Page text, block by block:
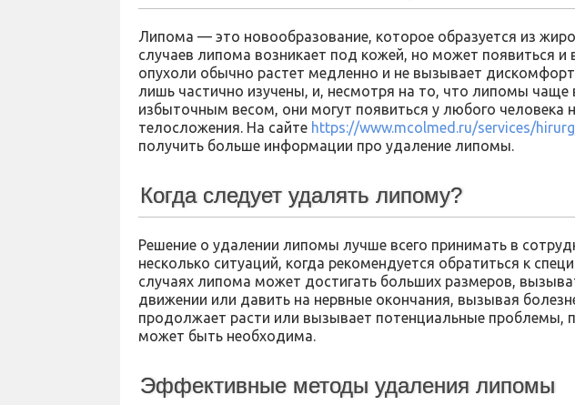
Липома — это новообразование, которое образуется из
случаев липома возникает под кожей, но может появиться и
опухоли обычно растет медленно и не вызывает
лишь частично изучены, и, несмотря на то, что липомы чаще
избыточным весом, они могут появиться у любого человека
телосложения. На сайте https://www.mcolmed.ru/services/
получить больше информации про удаление липомы.
Когда следует удалять липому?
Решение о удалении липомы лучше всего принимать в
несколько ситуаций, когда рекомендуется обратиться к
случаях липома может достигать больших размеров,
движении или давить на нервные окончания, вызывая
продолжает расти или вызывает потенциальные проблемы,
может быть необходима.
Эффективные методы удаления липомы